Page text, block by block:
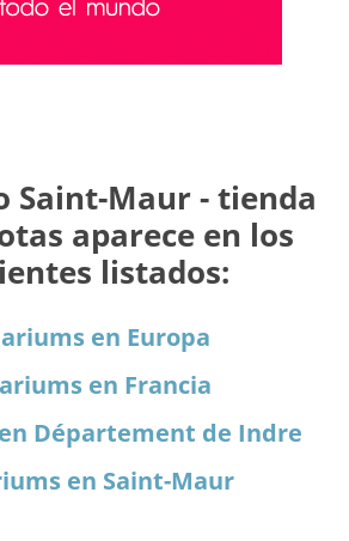
Saint-Maur - tienda
aparece en los
listados:
en Europa
en Francia
Département de Indre
en Saint-Maur